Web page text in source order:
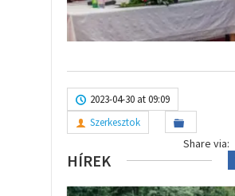
2023-04-30 at 09:09
Szerkesztok
Share via:
HÍREK